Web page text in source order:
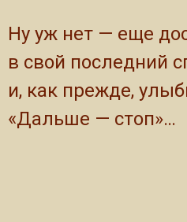
Ну уж нет — еще
в свой последний
и, как прежде,
«Дальше — стоп»…